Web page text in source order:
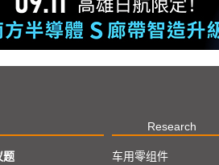
Research
题
车用零组件